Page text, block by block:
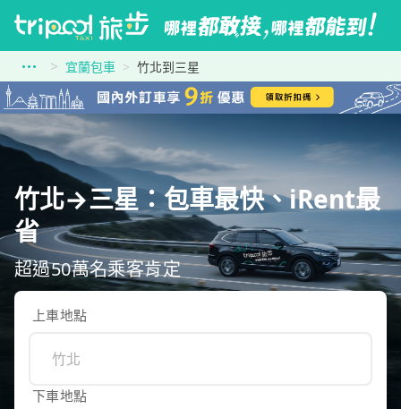
宜蘭包車 竹北到三星
竹北→三星：包車最快、iRent最
省
超過50萬名乘客肯定
上車地點
下車地點